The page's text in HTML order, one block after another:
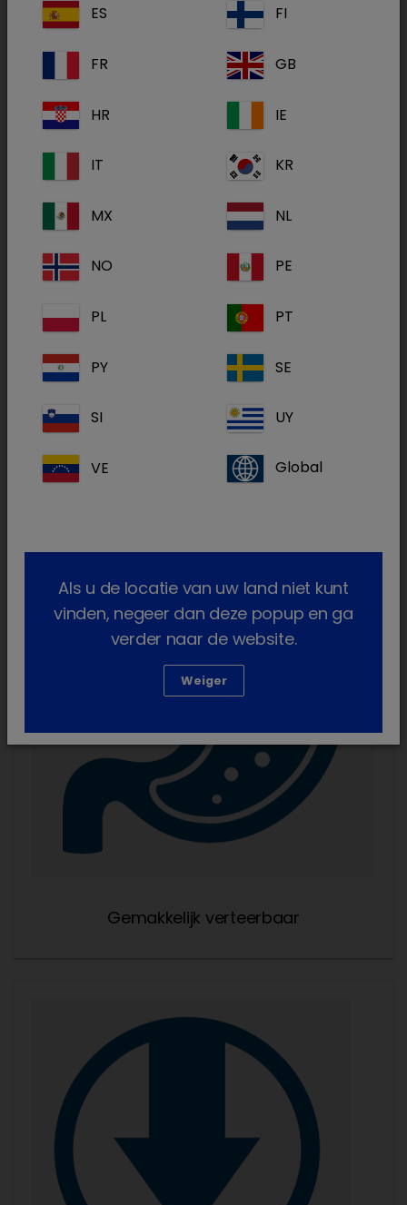
vetzuren DHA en EPA
Uitgebalanceerd aminozuurprofiel
Gemakkelijk verteerbaar
ES FI
FR GB
HR IE
IT KR
MX NL
NO PE
PL PT
PY SE
SI UY
VE Global
Als u de locatie van uw land niet kunt
vinden, negeer dan deze popup en ga
verder naar de website.
Weiger